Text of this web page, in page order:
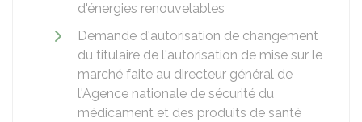
d'énergies renouvelables
Demande d'autorisation de changement
du titulaire de l'autorisation de mise sur le
marché faite au directeur général de
l'Agence nationale de sécurité du
médicament et des produits de santé